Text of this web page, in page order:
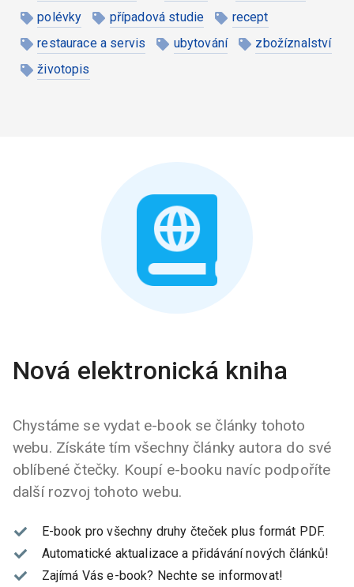
polévky
případová studie
recept
restaurace a servis
ubytování
zbožíznalství
životopis
Nová elektronická kniha
Chystáme se vydat e-book se články tohoto
webu. Získáte tím všechny články autora do své
oblíbené čtečky. Koupí e-booku navíc podpoříte
další rozvoj tohoto webu.
E-book pro všechny druhy čteček plus formát PDF.
Automatické aktualizace a přidávání nových článků!
Zajímá Vás e-book? Nechte se informovat!